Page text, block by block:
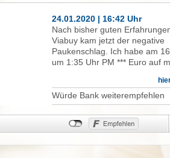
24.01.2020 | 16:42 Uhr
Nach bisher guten
Viabuy kam jetzt der negative
Paukenschlag. Ich habe am
um 1:35 Uhr PM *** Euro auf
wurde logischerweise sofort
vom Kartenguthaben.
21.1. das Geld immer noch
meinem Konto war, habe ich
Mail beanstandet. "Lapidare
Würde Bank weiterempfehlen